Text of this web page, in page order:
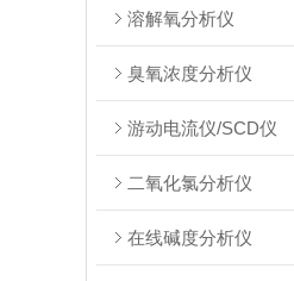
溶解氧分析仪
臭氧浓度分析仪
游动电流仪/SCD仪
二氧化氯分析仪
在线碱度分析仪